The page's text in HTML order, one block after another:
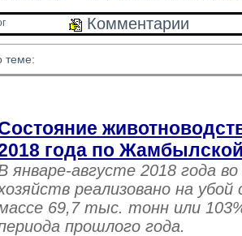
Комментарии
теме:
года по
январе-августе 2018 года
реализовано на
69,7 тыс. тонн или
прошлого года.